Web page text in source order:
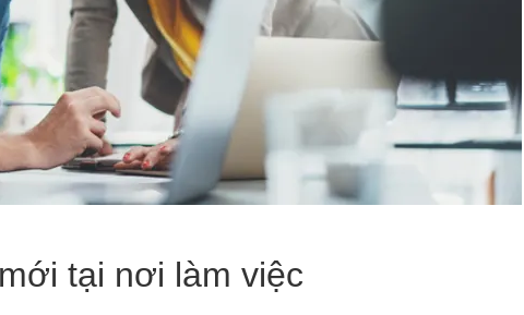
tại nơi làm việc